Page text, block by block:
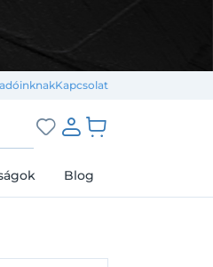
Kapcsolat
Blog